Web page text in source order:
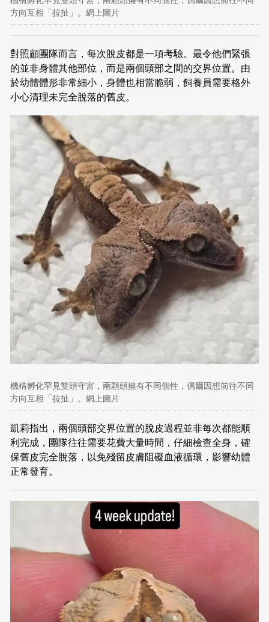
方向互相「拉扯」。網上圖片
對照顧團隊而言，每次脫皮都是一項考驗。最令他們緊張
的並非身體其他部位，而是兩個頭部之間的交界位置。由
於幼體體形非常細小，身體也相當脆弱，飼養員需要格外
小心清理未完全脫落的舊皮。
機構孵化罕見雙頭守宮，兩顆頭擁有不同個性，偶爾因想前往不同
方向互相「拉扯」。網上圖片
凱莉指出，兩個頭部交界位置的脫皮過程並非每次都能順
利完成，團隊往往需要花費大量時間，仔細檢查全身，確
保舊皮完全脫落，以免殘留皮膚阻礙血液循環，影響幼體
正常發育。